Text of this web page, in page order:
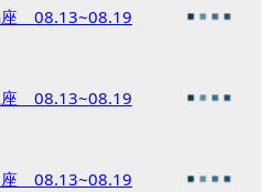
座 08.13~08.19
座 08.13~08.19
座 08.13~08.19